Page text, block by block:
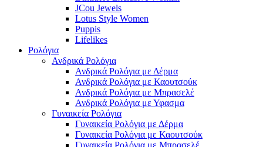
JCou Jewels
Lotus Style Women
Puppis
Lifelikes
Ρολόγια
Ανδρικά Ρολόγια
Ανδρικά Ρολόγια με Δέρμα
Ανδρικά Ρολόγια με Καουτσούκ
Ανδρικά Ρολόγια με Μπρασελέ
Ανδρικά Ρολόγια με Υφασμα
Γυναικεία Ρολόγια
Γυναικεία Ρολόγια με Δέρμα
Γυναικεία Ρολόγια με Καουτσούκ